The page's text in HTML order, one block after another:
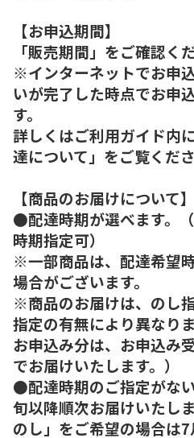
【お申込期間】
「販売期間」をご確認く
※インターネットでお申
いが完了した時点でお申
す。
詳しくはご利用ガイド内
達について」をご覧くださ
【商品のお届けについて】
●配達時期が選べます。
時期指定可）
※一部商品は、配達希望
場合がございます。
※商品のお届けは、のし
指定の有無により異なり
お申込み分は、お申込み
でお届けいたします。）
●配達時期のご指定がな
旬以降順次お届けいたし
のし」をご希望の場合は